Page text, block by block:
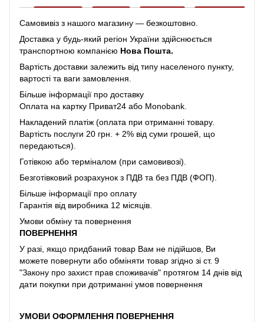
Самовивіз з нашого магазину — безкоштовно.
Доставка у будь-який регіон України здійснюється
транспортною компанією Нова Пошта.
Вартість доставки залежить від типу населеного пункту,
вартості та ваги замовлення.
Більше інформації про доставку
Оплата на картку Приват24 або Monobank.
Накладений платіж (оплата при отриманні товару.
Вартість послуги 20 грн. + 2% від суми грошей, що
передаються).
Готівкою або терміналом (при самовивозі).
Безготівковий розрахунок з ПДВ та без ПДВ (ФОП).
Більше інформації про оплату
Гарантія від виробника 12 місяців.
Умови обміну та повернення
ПОВЕРНЕННЯ
У разі, якщо придбаний товар Вам не підійшов, Ви
можете повернути або обміняти товар згідно зі ст. 9
"Закону про захист прав споживачів" протягом 14 днів від
дати покупки при дотриманні умов повернення
УМОВИ ОФОРМЛЕННЯ ПОВЕРНЕННЯ